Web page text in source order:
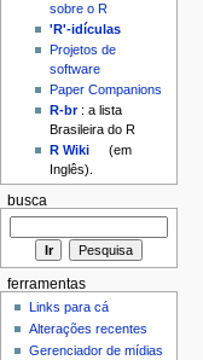
sobre o R
'R'-idículas
Projetos de
software
Paper Companions
R-br: a lista
Brasileira do R
R Wiki
(em
Inglês).
busca
ferramentas
Links para cá
Alterações recentes
Gerenciador de mídias